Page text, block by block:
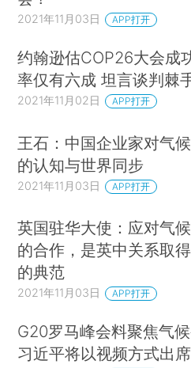
2021年11月03日 APP打开
约翰逊估COP26大会成
率仅有六成 坦言谈判棘
2021年11月02日 APP打开
王石：中国企业家对气
的认知与世界同步
2021年11月03日 APP打开
英国驻华大使：应对气
的合作，是英中关系取
的典范
2021年11月03日 APP打开
G20罗马峰会料聚焦气
习近平将以视频方式出席